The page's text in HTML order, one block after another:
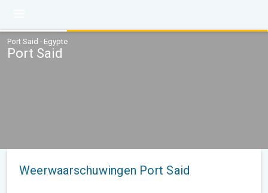
Port Said · Egypte
Port Said
Weerwaarschuwingen Port Said